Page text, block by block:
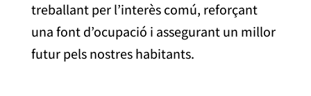
treballant per l’interès comú, reforçant
una font d’ocupació i assegurant un millor
futur pels nostres habitants.